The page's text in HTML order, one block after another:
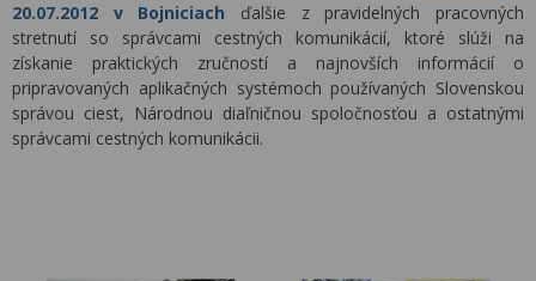
20.07.2012 v Bojniciach ďalšie z pravidelných pracovných
stretnutí so správcami cestných komunikácií, ktoré slúži na
získanie praktických zručností a najnovších informácií o
pripravovaných aplikačných systémoch používaných Slovenskou
správou ciest, Národnou diaľničnou spoločnosťou a ostatnými
správcami cestných komunikácii.